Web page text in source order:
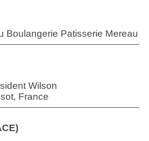
Boulangerie Patisserie Mereau
Wilson
France